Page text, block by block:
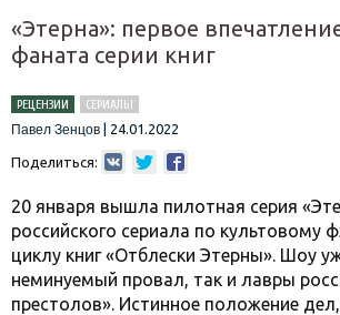
«Этерна»: первое
фаната серии книг
РЕЦЕНЗИИ
СЕРИАЛЫ
Павел Зенцов
24.01.2022
Поделиться:
20 января вышла пилотная серия
российского сериала по культовому
циклу книг «Отблески Этерны». Шоу
неминуемый провал, так и лавры
престолов». Истинное положение дел,